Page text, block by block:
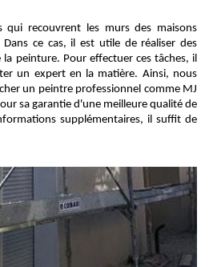
recouvrent les murs des maisons
ce cas, il est utile de réaliser des
peinture. Pour effectuer ces tâches, il
un expert en la matière. Ainsi, nous
un peintre professionnel comme MJ
sa garantie d'une meilleure qualité de
supplémentaires, il suffit de